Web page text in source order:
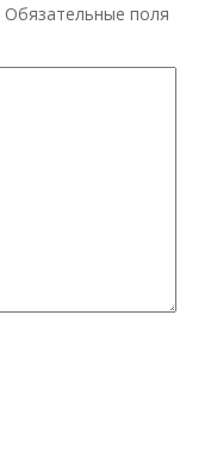
Обязательные поля